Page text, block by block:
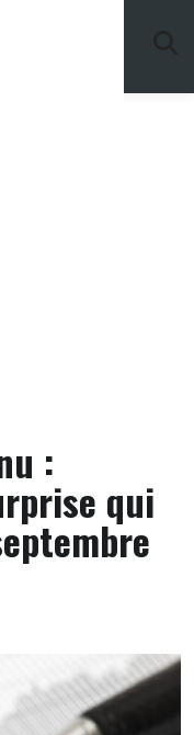
:
qui